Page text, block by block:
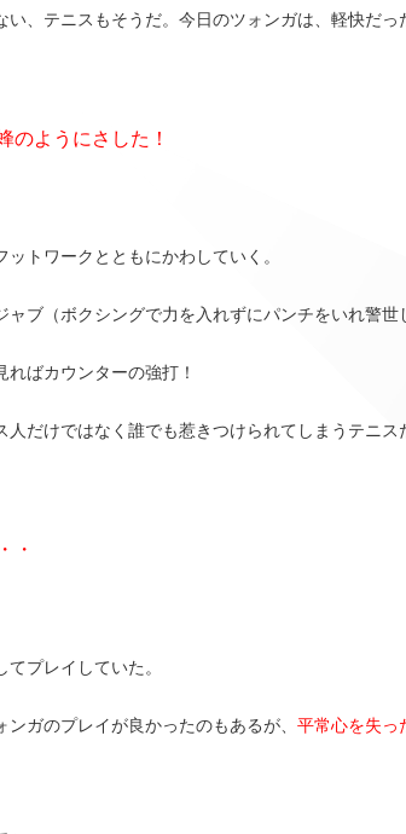
い、テニスもそうだ。今日のツォンガは、軽快だっ
のようにさした！
トワークとともにかわしていく。
ャブ（ボクシングで力を入れずにパンチをいれ警世
ればカウンターの強打！
人だけではなく誰でも惹きつけられてしまうテニス
・
プレイしていた。
ガのプレイが良かったのもあるが、 平常心を失っ